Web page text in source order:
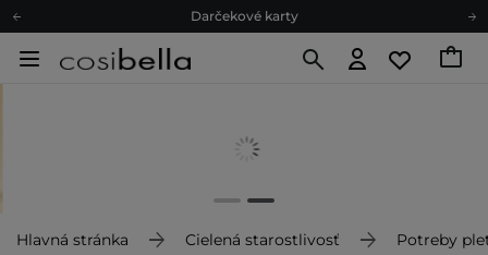
Darčekové karty
Ekologické balenie
Darčekové karty
Hlavná stránka Cielená starostlivosť Potreby